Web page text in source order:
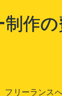
作
リーランス